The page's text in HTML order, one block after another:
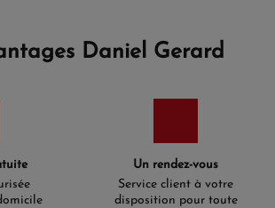
Daniel Gerard
Un rendez-vous
Service client à votre
disposition pour toute